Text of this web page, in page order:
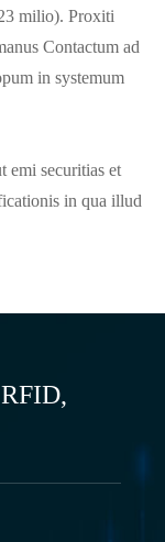
milio). Proxiti
Contactum ad
in systemum
emi securitias et
in qua illud